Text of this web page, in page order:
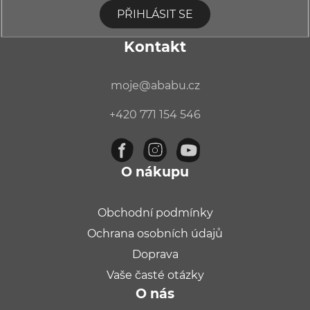
PŘIHLÁSIT SE
Kontakt
moje@ababu.cz
+420 771 154 546
O nákupu
Obchodní podmínky
Ochrana osobních údajů
Doprava
Vaše časté otázky
O nás